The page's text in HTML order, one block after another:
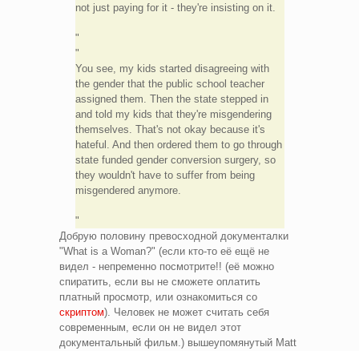
not just paying for it - they're insisting on it.
You see, my kids started disagreeing with
the gender that the public school teacher
assigned them. Then the state stepped in
and told my kids that they're misgendering
themselves. That's not okay because it's
hateful. And then ordered them to go through
state funded gender conversion surgery, so
they wouldn't have to suffer from being
misgendered anymore.
Добрую половину превосходной документалки
"What is a Woman?" (если кто-то её ещё не
видел - непременно посмотрите!! (её можно
спиратить, если вы не сможете оплатить
платный просмотр, или ознакомиться со
скриптом). Человек не может считать себя
современным, если он не видел этот
документальный фильм.) вышеупомянутый Matt